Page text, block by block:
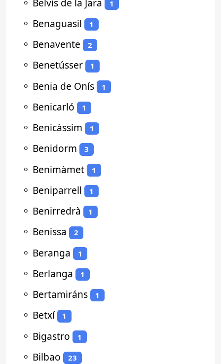
1
⚬ Benaguasil 1
⚬ Benavente 2
⚬ Benetússer 1
⚬ Benia de Onís 1
⚬ Benicarló 1
⚬ Benicàssim 1
⚬ Benidorm 3
⚬ Benimàmet 1
⚬ Beniparrell 1
⚬ Benirredrà 1
⚬ Benissa 2
⚬ Beranga 1
⚬ Berlanga 1
⚬ Bertamiráns 1
⚬ Betxí 1
⚬ Bigastro 1
⚬ Bilbao 23